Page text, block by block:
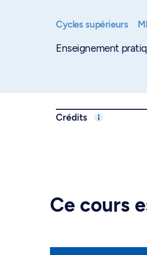
Cycles supérieurs
Enseignement
Crédits
Ce cours